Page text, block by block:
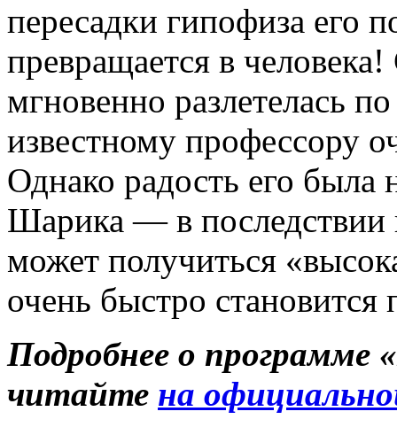
пересадки гипофиза его
превращается в
мгновенно разлетелась
известному профессору
Однако радость его была
Шарика — в
может получиться
очень быстро становится
Подробнее о программе
читайте на